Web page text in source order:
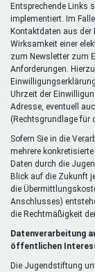
Entsprechende Links
implementiert. Im
Kontaktdaten aus der
Wirksamkeit einer
zum Newsletter zum
Anforderungen.
Uhrzeit der
Adresse, eventuell
(Rechtsgrundlage für
Sofern Sie in die
mehrere
Daten durch die
Blick auf die Zukunft
die
Anschlusses)
die Rechtmäßigkeit
Datenverarbeitung
öffentlichen
Die Jugendstiftung